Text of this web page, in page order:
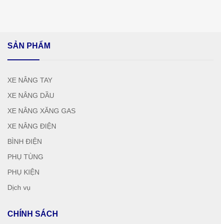
SẢN PHẨM
XE NÂNG TAY
XE NÂNG DẦU
XE NÂNG XĂNG GAS
XE NÂNG ĐIỆN
BÌNH ĐIỆN
PHỤ TÙNG
PHỤ KIỆN
Dịch vụ
CHÍNH SÁCH